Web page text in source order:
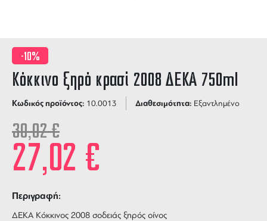
-10%
Κόκκινο ξηρό κρασί 2008 ΔΕΚΑ 750ml
Κωδικός προϊόντος: 10.0013 Διαθεσιμότητα: Εξαντλημένο
30,02€
27,02 €
Περιγραφή:
ΔΕΚΑ Κόκκινος 2008 σοδειάς ξηρός οίνος